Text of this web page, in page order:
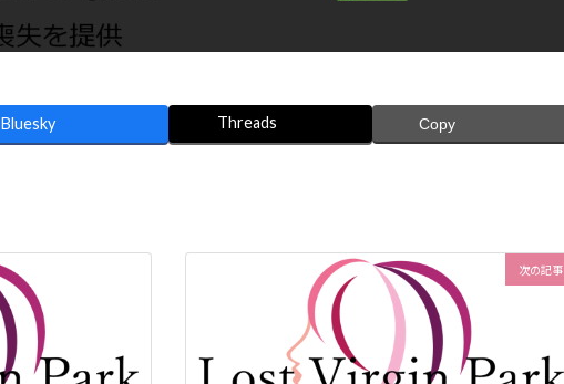
Bluesky Threads Copy
次の記事